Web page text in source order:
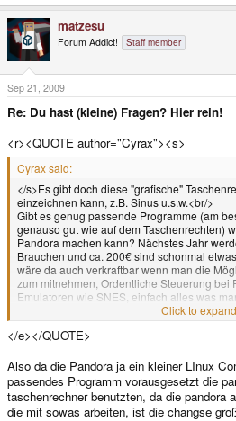
matzesu
Forum Addict! Staff member
Sep 21, 2009
Re: Du hast (kleine) Fragen? Hier rein!
<r><QUOTE author="Cyrax"><s>
Cyrax said:
</s>Es gibt doch diese "grafische"
einzeichnen kann, z.B. Sinus u.s.w.<br/>
Gibt es genug passende Programme (am
genauso gut wie auf dem Taschenrechten)
Pandora machen kann? Nächstes Jahr
Brauchen und ca. 200€ sind schonmal
wäre da auch verkraftbar wenn man die
zum mitnehmen, Ordentliche Steuerung bei
Emulatoren wie SNES, einfach alles was
würde und wo die PSP (teilweise bis
<br/>
MfG<e>
Click to
</e></QUOTE>
Also da die Pandora ja ein kleiner LInux
passendes Programm vorausgesetzt die
taschenrechner benutzten, da die pandora
die mit sowas arbeiten, ist die changse